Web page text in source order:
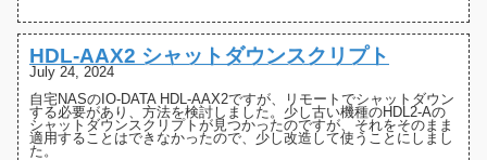
HDL-AAX2 シャットダウンスクリプト
July 24, 2024
自宅NASの IO-DATA HDL-AAX2ですが、リモートでシャットダウン
する必要があり、方法を検討しました。少し古い機種のHDL2-Aの
シャットダウンスクリプト が見つかったのですが、それをそのまま
適用することはできなかったので、少し改造して使うことにしまし
た。